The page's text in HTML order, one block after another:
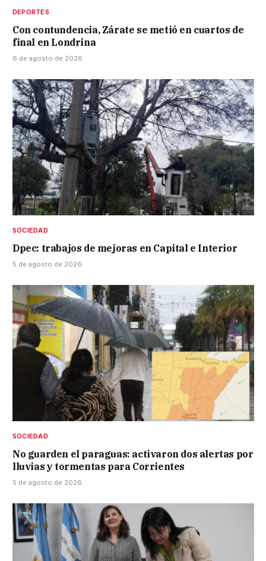
DEPORTES
Con contundencia, Zárate se metió en cuartos de
final en Londrina
6 de agosto de 2026
SOCIEDAD
Dpec: trabajos de mejoras en Capital e Interior
5 de agosto de 2026
SOCIEDAD
No guarden el paraguas: activaron dos alertas por
lluvias y tormentas para Corrientes
5 de agosto de 2026